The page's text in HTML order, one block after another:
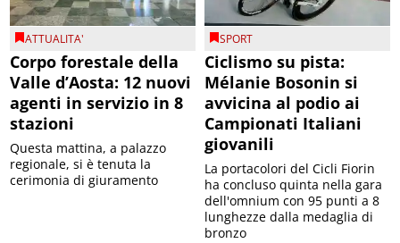
ATTUALITA'
Corpo forestale della
Valle d’Aosta: 12 nuovi
agenti in servizio in 8
stazioni
Questa mattina, a palazzo
regionale, si è tenuta la
cerimonia di giuramento
SPORT
Ciclismo su pista:
Mélanie Bosonin si
avvicina al podio ai
Campionati Italiani
giovanili
La portacolori del Cicli Fiorin
ha concluso quinta nella gara
dell'omnium con 95 punti a 8
lunghezze dalla medaglia di
bronzo